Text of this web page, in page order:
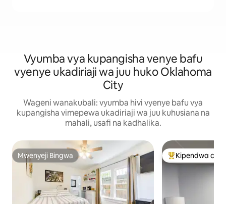
Vyumba vya kupangisha venye bafu
vyenye ukadiriaji wa juu huko Oklahoma
City
Wageni wanakubali: vyumba hivi vyenye bafu vya
kupangisha vimepewa ukadiriaji wa juu kuhusiana na
mahali, usafi na kadhalika.
Mwenyeji Bingwa
Mwenyeji Bingwa Kipendwa
Kipendwa cha